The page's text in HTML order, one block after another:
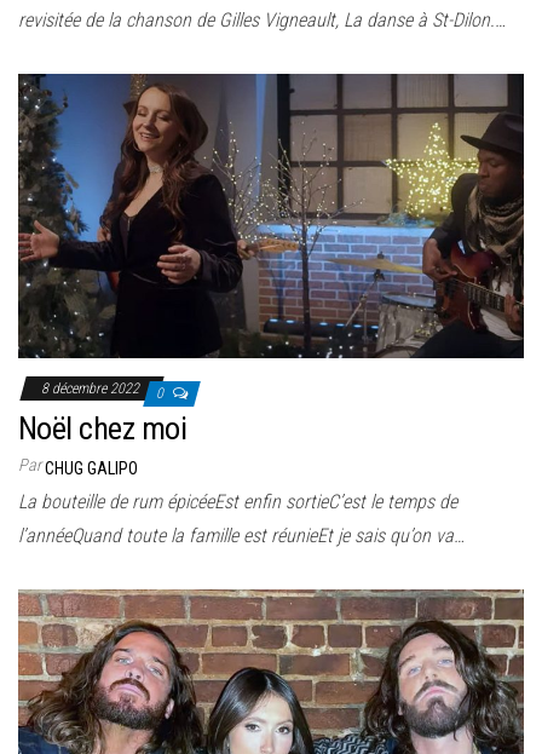
revisitée de la chanson de Gilles Vigneault, La danse à St-Dilon.…
8 décembre 2022 0
Noël chez moi
ParCHUG GALIPO
La bouteille de rum épicéeEst enfin sortieC’est le temps de
l’annéeQuand toute la famille est réunieEt je sais qu’on va…